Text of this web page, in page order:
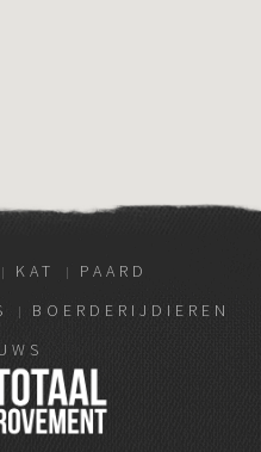
KAT
PAARD
BOERDERIJDIEREN